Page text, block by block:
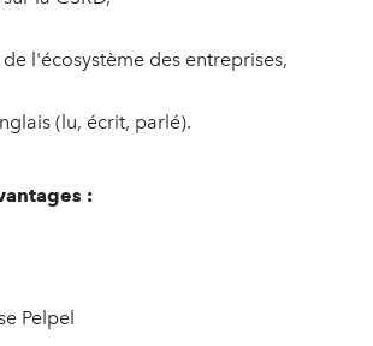
l'écosystème des entreprises,
(lu, écrit, parlé).
:
Pelpel